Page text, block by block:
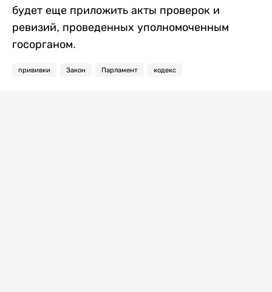
будет еще приложить акты проверок и
ревизий, проведенных уполномоченным
госорганом.
прививки Закон Парламент кодекс